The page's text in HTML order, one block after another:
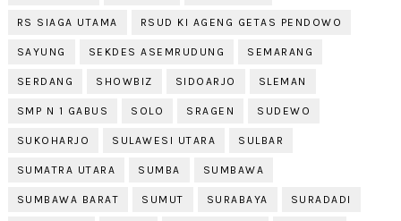
RS SIAGA UTAMA RSUD KI AGENG GETAS PENDOWO
SAYUNG SEKDES ASEMRUDUNG SEMARANG
SERDANG SHOWBIZ SIDOARJO SLEMAN
SMP N 1 GABUS SOLO SRAGEN SUDEWO
SUKOHARJO SULAWESI UTARA SULBAR
SUMATRA UTARA SUMBA SUMBAWA
SUMBAWA BARAT SUMUT SURABAYA SURADADI